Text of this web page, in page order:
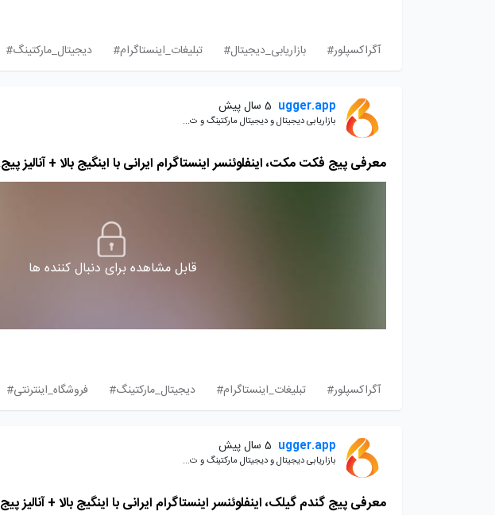
آگراکسپلور#
بازاریابی_دیجیتال# تبلیغات_اینستاگرام# دیجیتال_مارکتینگ#
ugger.app 5 سال پیش
بازاریابی دیجیتال و دیجیتال مارکتینگ و ت...
معرفی پیج فکت مکت، اینفلوئنسر اینستاگرام ایرانی با اینگیج بالا + آنالیز
قابل مشاهده برای دنبال کننده ها
آگراکسپلور#
تبلیغات_اینستاگرام# دیجیتال_مارکتینگ# فروشگاه_اینترنتی#
ugger.app 5 سال پیش
بازاریابی دیجیتال و دیجیتال مارکتینگ و ت...
معرفی پیج گندم گیلک، اینفلوئنسر اینستاگرام ایرانی با اینگیج بالا + آنالیز